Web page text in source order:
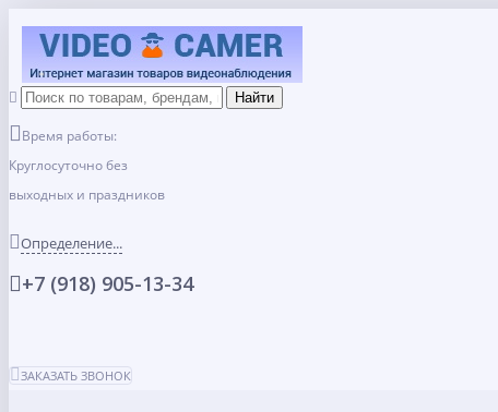
Время работы:
Круглосуточно без
выходных и праздников
Определение...
+7 (918) 905-13-34
ЗАКАЗАТЬ ЗВОНОК